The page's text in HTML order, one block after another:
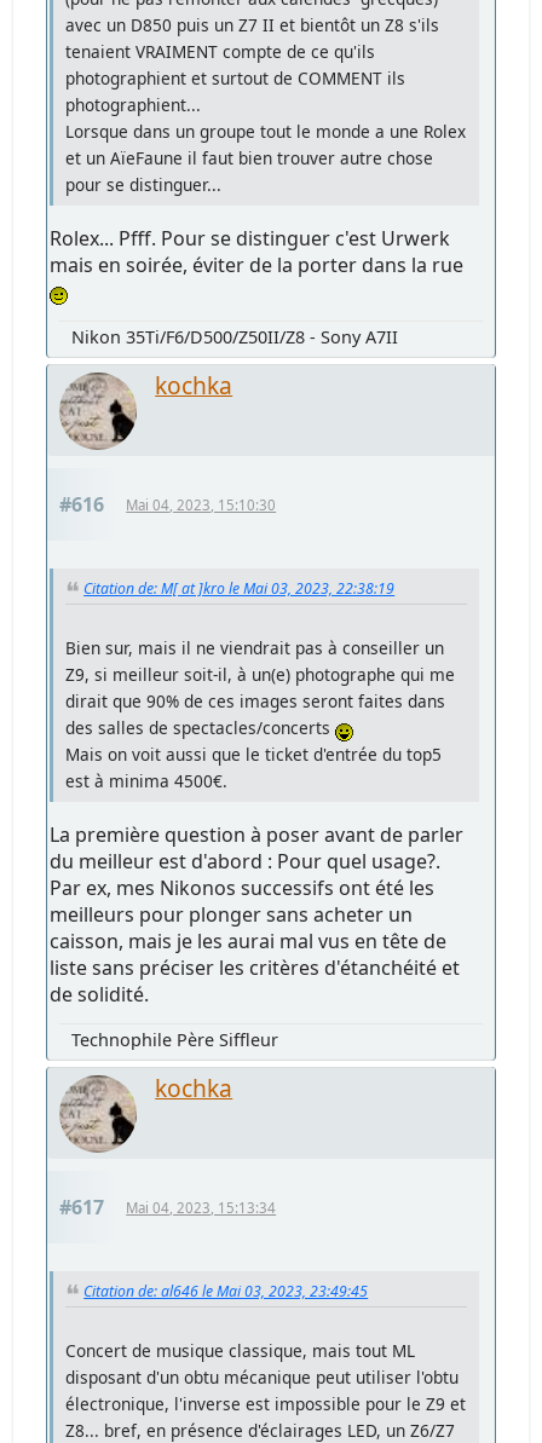
avec un D850 puis un Z7 II et bientôt un Z8 s'ils
tenaient VRAIMENT compte de ce qu'ils
photographient et surtout de COMMENT ils
photographient...
Lorsque dans un groupe tout le monde a une Rolex
et un AïeFaune il faut bien trouver autre chose
pour se distinguer...
Rolex... Pfff. Pour se distinguer c'est Urwerk
mais en soirée, éviter de la porter dans la rue
Nikon 35Ti/F6/D500/Z50II/Z8 - Sony A7II
kochka
#616 Mai 04, 2023, 15:10:30
Citation de: M[ at ]kro le Mai 03, 2023, 22:38:19
Bien sur, mais il ne viendrait pas à conseiller un
Z9, si meilleur soit-il, à un(e) photographe qui me
dirait que 90% de ces images seront faites dans
des salles de spectacles/concerts
Mais on voit aussi que le ticket d'entrée du top5
est à minima 4500€.
La première question à poser avant de parler
du meilleur est d'abord : Pour quel usage?.
Par ex, mes Nikonos successifs ont été les
meilleurs pour plonger sans acheter un
caisson, mais je les aurai mal vus en tête de
liste sans préciser les critères d'étanchéité et
de solidité.
Technophile Père Siffleur
kochka
#617 Mai 04, 2023, 15:13:34
Citation de: al646 le Mai 03, 2023, 23:49:45
Concert de musique classique, mais tout ML
disposant d'un obtu mécanique peut utiliser l'obtu
électronique, l'inverse est impossible pour le Z9 et
Z8... bref, en présence d'éclairages LED, un Z6/Z7